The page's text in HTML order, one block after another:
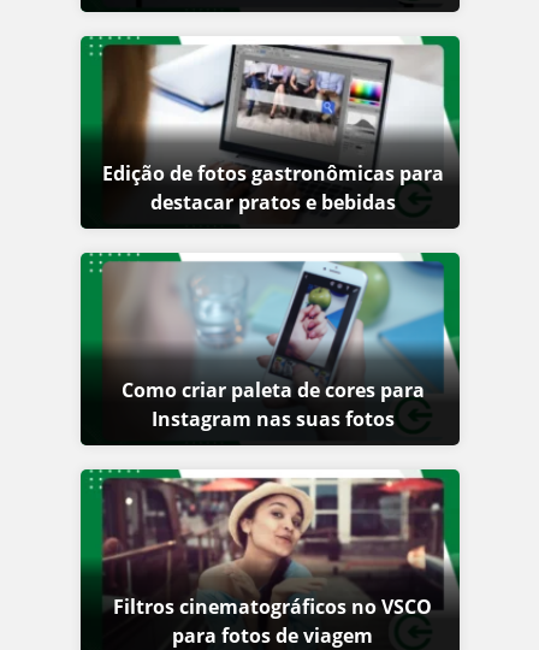
Edição de fotos gastronômicas para
destacar pratos e bebidas
Como criar paleta de cores para
Instagram nas suas fotos
Filtros cinematográficos no VSCO
para fotos de viagem